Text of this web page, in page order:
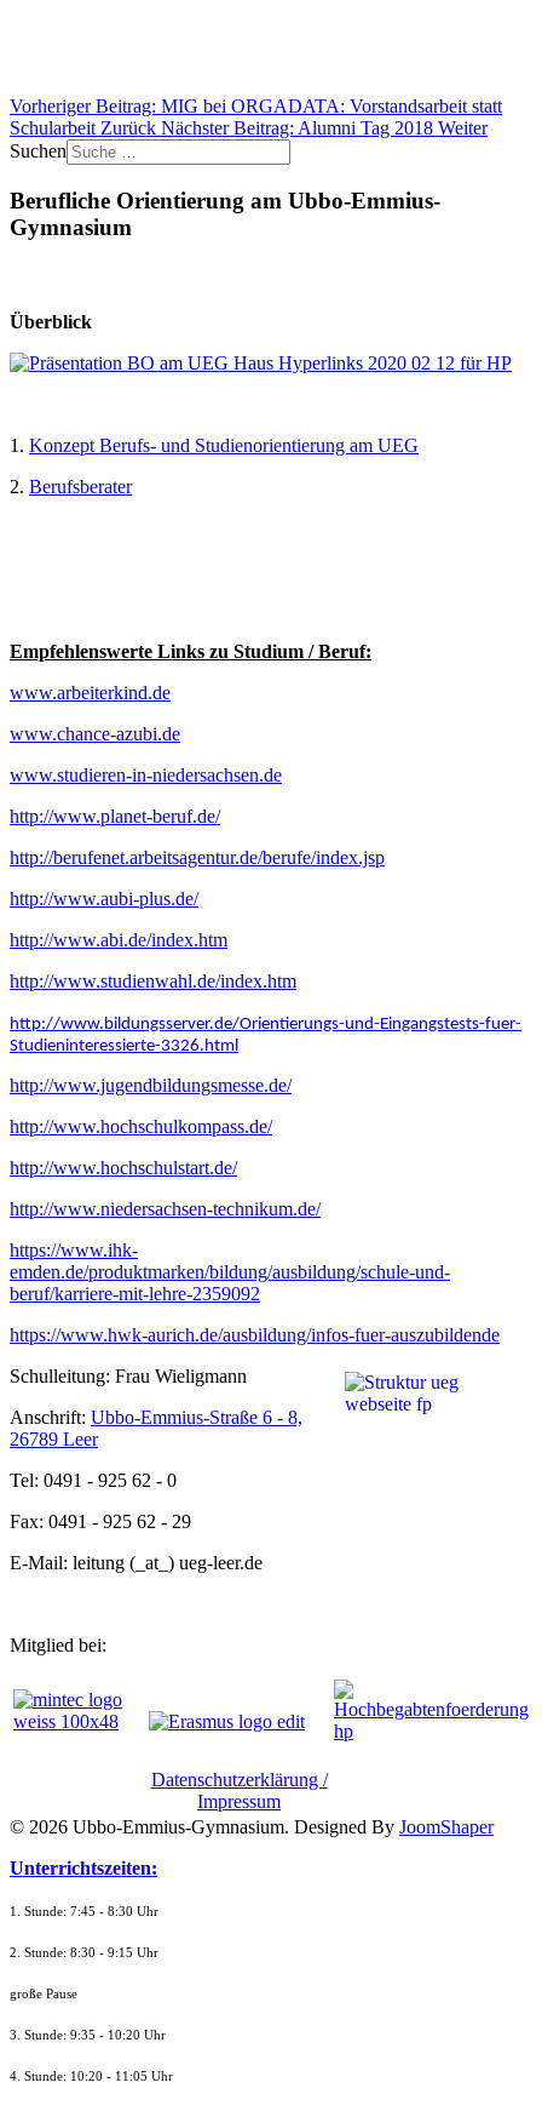
Vorheriger Beitrag: MIG bei ORGADATA: Vorstandsarbeit statt
Schularbeit Zurück Nächster Beitrag: Alumni Tag 2018 Weiter
Suchen
Berufliche Orientierung am Ubbo-Emmius-
Gymnasium
Überblick
1. Konzept Berufs- und Studienorientierung am UEG
2. Berufsberater
Empfehlenswerte Links zu Studium / Beruf:
www.arbeiterkind.de
www.chance-azubi.de
www.studieren-in-niedersachsen.de
http://www.planet-beruf.de/
http://berufenet.arbeitsagentur.de/berufe/index.jsp
http://www.aubi-plus.de/
http://www.abi.de/index.htm
http://www.studienwahl.de/index.htm
http://www.bildungsserver.de/Orientierungs-und-Eingangstests-fuer-
Studieninteressierte-3326.html
http://www.jugendbildungsmesse.de/
http://www.hochschulkompass.de/
http://www.hochschulstart.de/
http://www.niedersachsen-technikum.de/
https://www.ihk-
emden.de/produktmarken/bildung/ausbildung/schule-und-
beruf/karriere-mit-lehre-2359092
https://www.hwk-aurich.de/ausbildung/infos-fuer-auszubildende
Schulleitung: Frau Wieligmann
Anschrift: Ubbo-Emmius-Straße 6 - 8,
26789 Leer
Tel: 0491 - 925 62 - 0
Fax: 0491 - 925 62 - 29
E-Mail: leitung (_at_) ueg-leer.de
Mitglied bei:
Datenschutzerklärung /
Impressum
© 2026 Ubbo-Emmius-Gymnasium. Designed By JoomShaper
Unterrichtszeiten:
1. Stunde: 7:45 - 8:30 Uhr
2. Stunde: 8:30 - 9:15 Uhr
große Pause
3. Stunde: 9:35 - 10:20 Uhr
4. Stunde: 10:20 - 11:05 Uhr